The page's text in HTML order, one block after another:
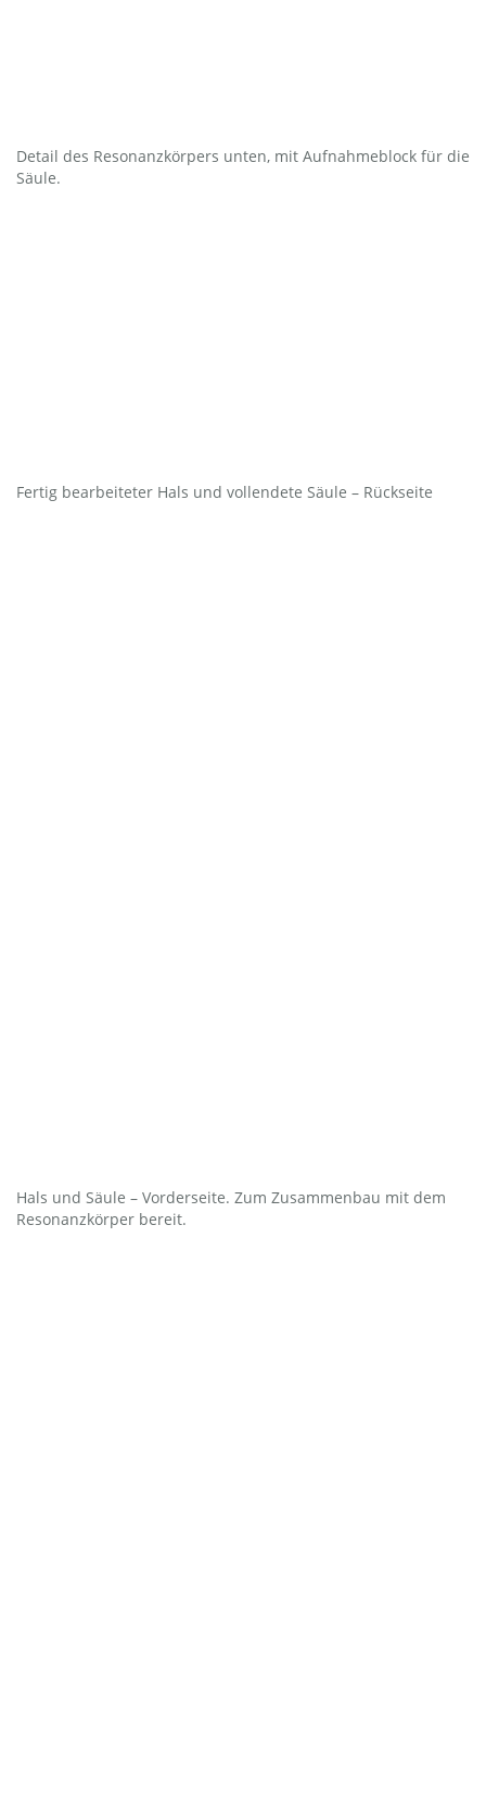
Detail des Resonanzkörpers unten, mit Aufnahmeblock für die
Säule.
Fertig bearbeiteter Hals und vollendete Säule – Rückseite
Hals und Säule – Vorderseite. Zum Zusammenbau mit dem
Resonanzkörper bereit.